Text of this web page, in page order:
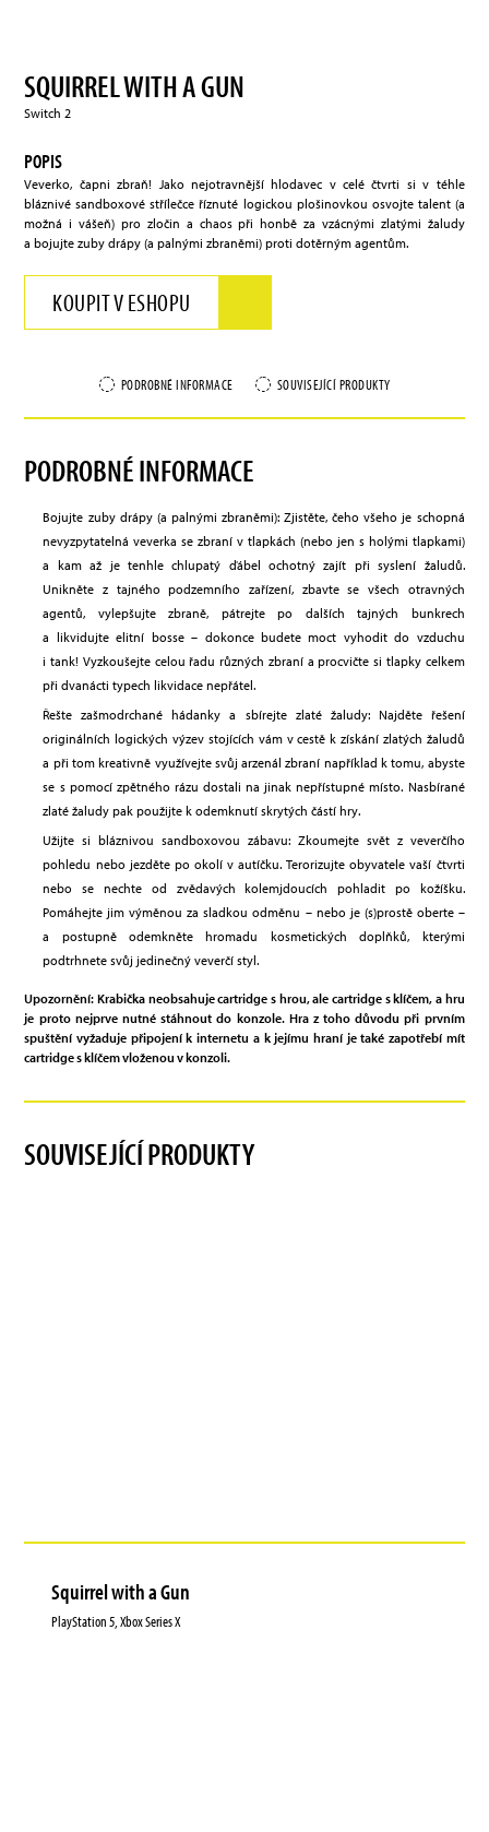
SQUIRREL WITH A GUN
Switch 2
POPIS
Veverko, čapni zbraň! Jako nejotravnější hlodavec v celé čtvrti si v téhle
bláznivé sandboxové střílečce říznuté logickou plošinovkou osvojte talent (a
možná i vášeň) pro zločin a chaos při honbě za vzácnými zlatými žaludy
a bojujte zuby drápy (a palnými zbraněmi) proti dotěrným agentům.
KOUPIT V ESHOPU
PODROBNÉ INFORMACE SOUVISEJÍCÍ PRODUKTY
PODROBNÉ INFORMACE
Bojujte zuby drápy (a palnými zbraněmi): Zjistěte, čeho všeho je schopná
nevyzpytatelná veverka se zbraní v tlapkách (nebo jen s holými tlapkami)
a kam až je tenhle chlupatý ďábel ochotný zajít při syslení žaludů.
Unikněte z tajného podzemního zařízení, zbavte se všech otravných
agentů, vylepšujte zbraně, pátrejte po dalších tajných bunkrech
a likvidujte elitní bosse – dokonce budete moct vyhodit do vzduchu
i tank! Vyzkoušejte celou řadu různých zbraní a procvičte si tlapky celkem
při dvanácti typech likvidace nepřátel.
Řešte zašmodrchané hádanky a sbírejte zlaté žaludy: Najděte řešení
originálních logických výzev stojících vám v cestě k získání zlatých žaludů
a při tom kreativně využívejte svůj arzenál zbraní například k tomu, abyste
se s pomocí zpětného rázu dostali na jinak nepřístupné místo. Nasbírané
zlaté žaludy pak použijte k odemknutí skrytých částí hry.
Užijte si bláznivou sandboxovou zábavu: Zkoumejte svět z veverčího
pohledu nebo jezděte po okolí v autíčku. Terorizujte obyvatele vaší čtvrti
nebo se nechte od zvědavých kolemjdoucích pohladit po kožíšku.
Pomáhejte jim výměnou za sladkou odměnu – nebo je (s)prostě oberte –
a postupně odemkněte hromadu kosmetických doplňků, kterými
podtrhnete svůj jedinečný veverčí styl.
Upozornění: Krabička neobsahuje cartridge s hrou, ale cartridge s klíčem, a hru
je proto nejprve nutné stáhnout do konzole. Hra z toho důvodu při prvním
spuštění vyžaduje připojení k internetu a k jejímu hraní je také zapotřebí mít
cartridge s klíčem vloženou v konzoli.
SOUVISEJÍCÍ PRODUKTY
Squirrel with a Gun
PlayStation 5, Xbox Series X